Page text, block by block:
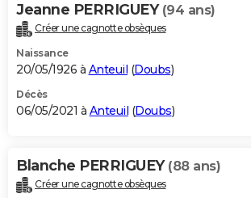
Jeanne PERRIGUEY (94 ans)
Créer une cagnotte obsèques
Naissance
20/05/1926 à Anteuil (Doubs)
Décès
06/05/2021 à Anteuil (Doubs)
Blanche PERRIGUEY (88 ans)
Créer une cagnotte obsèques